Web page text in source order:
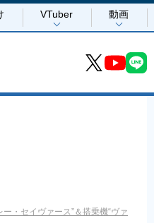
VTuber 動画
・セイヴァース”＆搭乗機“ヴァ